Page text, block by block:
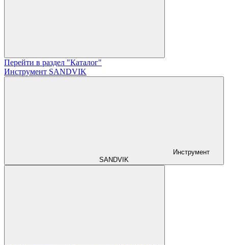
Перейти в раздел "Каталог"
Инструмент SANDVIK
Инструмент
SANDVIK